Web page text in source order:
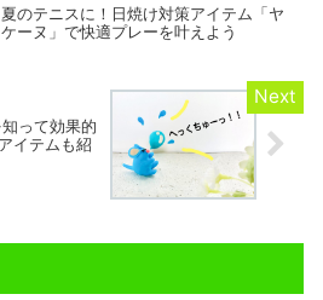
夏のテニスに！日焼け対策アイテム「ヤ
ケーヌ」で快適プレーを叶えよう
って効果的
イテムも紹